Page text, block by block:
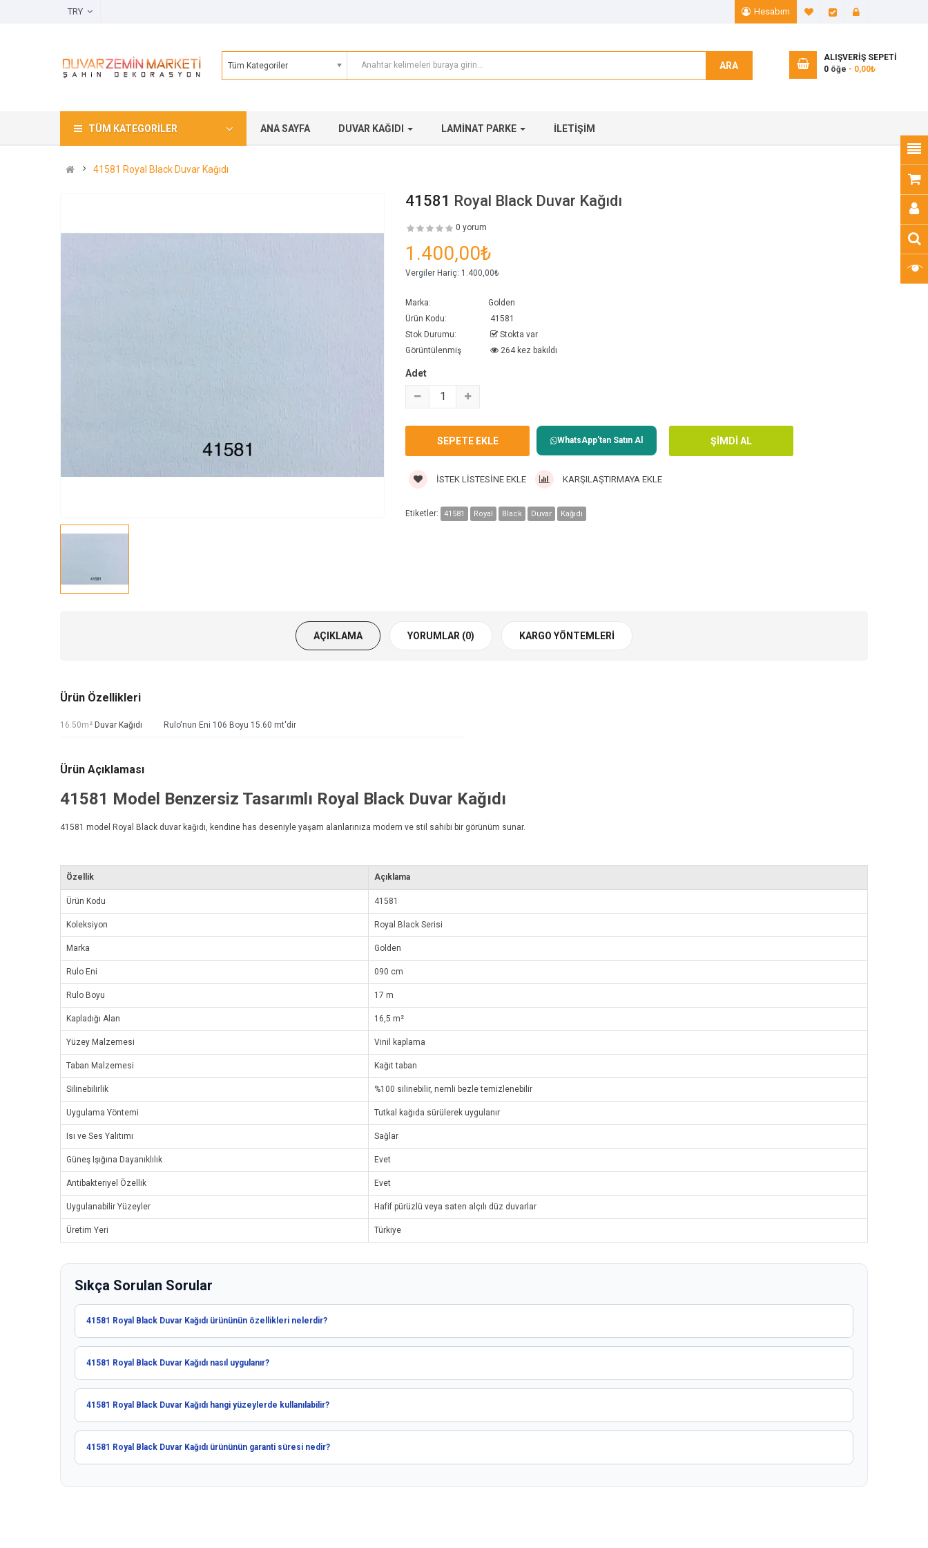
Hesabım A. Listem (0)
Ödeme
Tüm Kategoriler ARA
ALIŞVERIŞ SEPETI
0 öğe - 0,00₺
TÜM KATEGORILER ANA SAYFA DUVAR KAĞIDI LAMINAT PARKE İLETIŞIM
41581 Royal Black Duvar Kağıdı
41581 Royal Black Duvar Kağıdı
0 yorum
1.400,00₺
Vergiler Hariç: 1.400,00₺
Marka:
Golden
Ürün Kodu:
41581
Stok Durumu:
Stokta var
Görüntülenmiş
264 kez bakıldı
Adet
WhatsApp'tan Satın Al
İSTEK LISTESINE EKLE KARŞILAŞTIRMAYA EKLE
Etiketler: 41581 Royal Black Duvar Kağıdı
AÇIKLAMA YORUMLAR (0) KARGO YÖNTEMLERI
Ürün Özellikleri
16.50m² Duvar Kağıdı Rulo'nun Eni 106 Boyu 15.60 mt'dir
Ürün Açıklaması
41581 Model Benzersiz Tasarımlı Royal Black Duvar Kağıdı
41581 model Royal Black duvar kağıdı, kendine has deseniyle yaşam alanlarınıza modern ve stil sahibi bir görünüm sunar.
Özellik Açıklama
Ürün Kodu 41581
Koleksiyon Royal Black Serisi
Marka Golden
Rulo Eni 090 cm
Rulo Boyu 17 m
Kapladığı Alan 16,5 m²
Yüzey Malzemesi Vinil kaplama
Taban Malzemesi Kağıt taban
Silinebilirlik %100 silinebilir, nemli bezle temizlenebilir
Uygulama Yöntemi Tutkal kağıda sürülerek uygulanır
Isı ve Ses Yalıtımı Sağlar
Güneş Işığına Dayanıklılık Evet
Antibakteriyel Özellik Evet
Uygulanabilir Yüzeyler Hafif pürüzlü veya saten alçılı düz duvarlar
Üretim Yeri Türkiye
Sıkça Sorulan Sorular
41581 Royal Black Duvar Kağıdı ürününün özellikleri nelerdir?
41581 Royal Black Duvar Kağıdı nasıl uygulanır?
41581 Royal Black Duvar Kağıdı hangi yüzeylerde kullanılabilir?
41581 Royal Black Duvar Kağıdı ürününün garanti süresi nedir?